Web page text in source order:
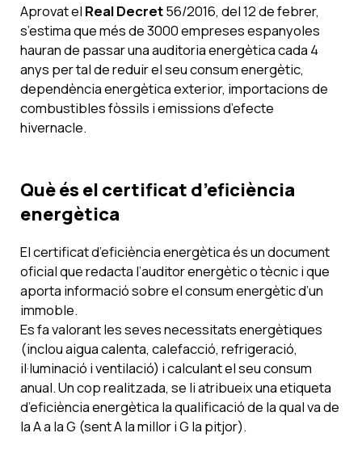
Aprovat el Real Decret56/2016, del 12de febrer,
s’estima que més de 3000 empreses espanyoles
hauran de passar una auditoria energètica cada 4
anys per tal de reduir el seu consum energètic,
dependència energètica exterior, importacions de
combustibles fòssils i emissions d’efecte
hivernacle.
Què és el certificat d’eficiència
energètica
El certificat d’eficiència energètica és un document
oficial que redacta l’auditor energètic o tècnic i que
aporta informació sobre el consum energètic d’un
immoble.
Es fa valorant les seves necessitats energètiques
(inclou aigua calenta, calefacció, refrigeració,
il·luminació i ventilació) i calculant el seu consum
anual. Un cop realitzada, se li atribueix una etiqueta
d’eficiència energètica la qualificació de la qual va de
la A a la G (sent A la millor i G la pitjor).